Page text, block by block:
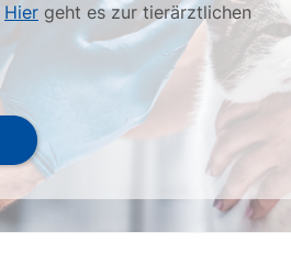
Hier geht es zur tierärztlichen